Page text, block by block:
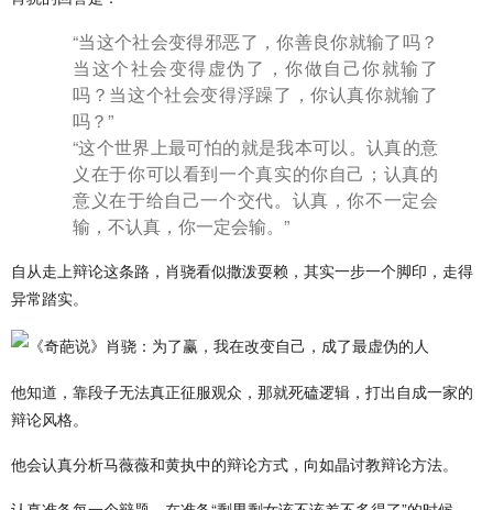
“当这个社会变得邪恶了，你善良你就输了吗？
当这个社会变得虚伪了，你做自己你就输了
吗？当这个社会变得浮躁了，你认真你就输了
吗？”
“这个世界上最可怕的就是我本可以。认真的意
义在于你可以看到一个真实的你自己；认真的
意义在于给自己一个交代。认真，你不一定会
输，不认真，你一定会输。”
自从走上辩论这条路，肖骁看似撒泼耍赖，其实一步一个脚印，走得
异常踏实。
他知道，靠段子无法真正征服观众，那就死磕逻辑，打出自成一家的
辩论风格。
他会认真分析马薇薇和黄执中的辩论方式，向如晶讨教辩论方法。